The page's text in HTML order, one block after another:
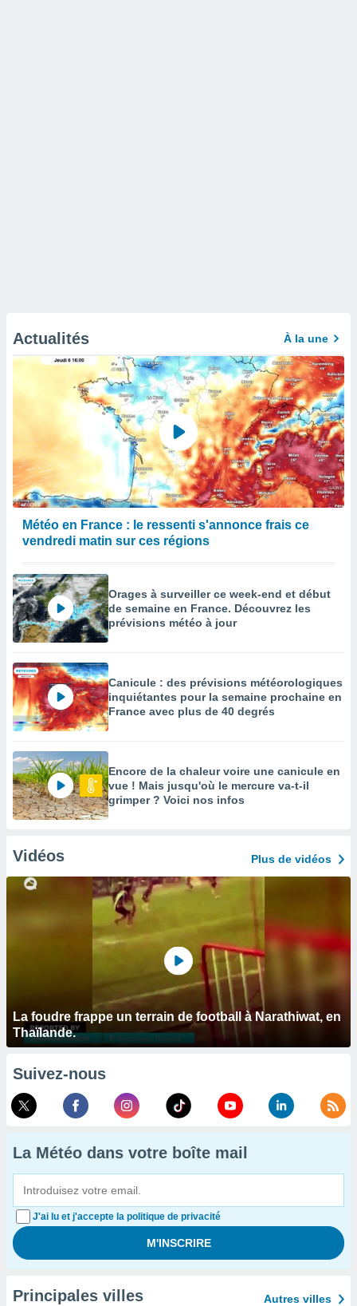
Actualités À la une
Météo en France : le ressenti s'annonce frais ce
vendredi matin sur ces régions
Orages à surveiller ce week-end et début
de semaine en France. Découvrez les
prévisions météo à jour
Canicule : des prévisions météorologiques
inquiétantes pour la semaine prochaine en
France avec plus de 40 degrés
Encore de la chaleur voire une canicule en
vue ! Mais jusqu'où le mercure va-t-il
grimper ? Voici nos infos
Vidéos Plus de vidéos
La foudre frappe un terrain de football à Narathiwat, en
Thaïlande.
Suivez-nous
La Météo dans votre boîte mail
J'ai lu et j'accepte la politique de privacité
Principales villes Autres villes